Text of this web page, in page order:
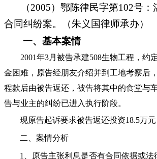
（2005）鄂陈律民字第102号
合同纠纷案。（朱义国律师承办）
一、基本案情
2001年3月被告承建508生物工程，约
金困难，原告经朋友介绍并到工地考察后
程款后由被告返还，被告将其中的食堂与
告与业主的纠纷已进入执行阶段。
现原告起诉要求被告返还投资18.5万
二、案情分析
1、原告主张利息是否有合同依据或法